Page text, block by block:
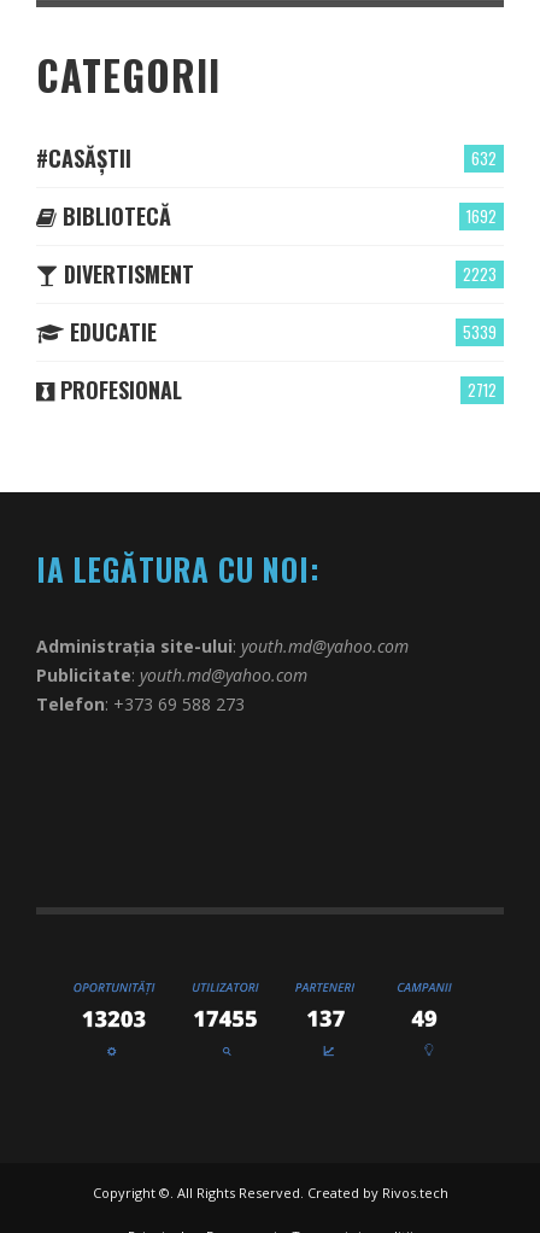
CATEGORII
632
#CASĂȘTII
1692
BIBLIOTECĂ
2223
DIVERTISMENT
5339
EDUCATIE
2712
PROFESIONAL
IA LEGĂTURA CU NOI:
Administrația site-ului: youth.md@yahoo.com
Publicitate: youth.md@yahoo.com
Telefon: +373 69 588 273
Copyright ©. All Rights Reserved. Created by Rivos.tech